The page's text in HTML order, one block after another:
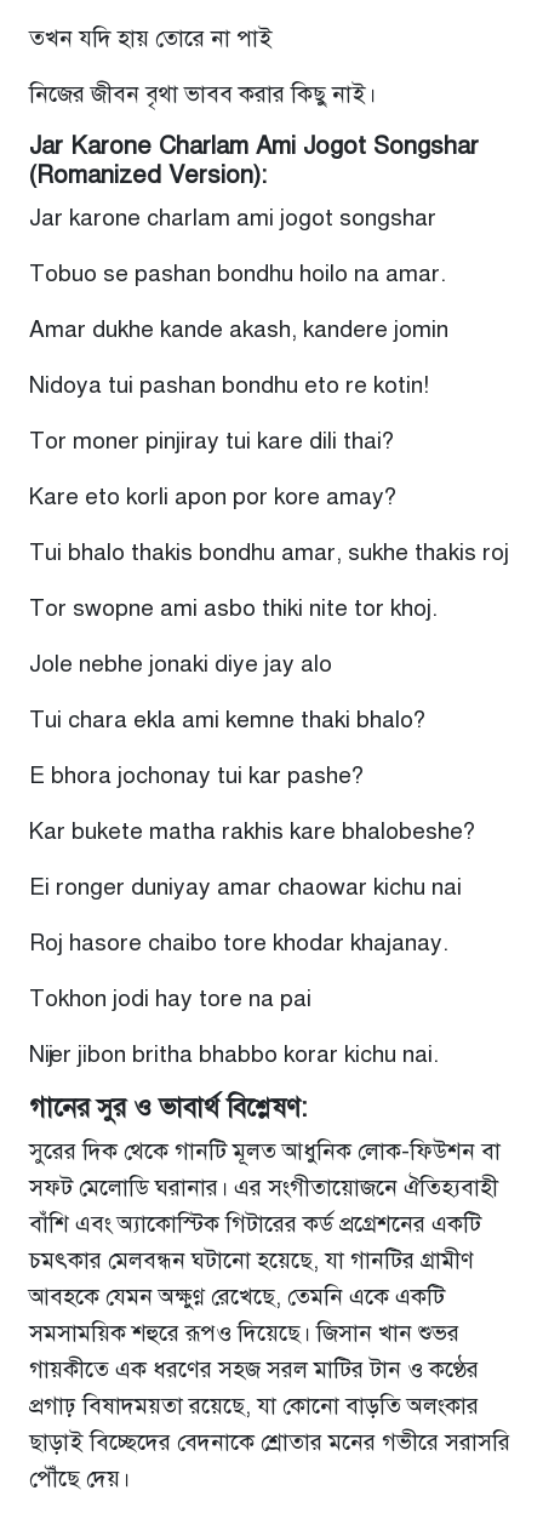
তখন যদি হায় তোরে না পাই
নিজের জীবন বৃথা ভাবব করার কিছু নাই।
Jar Karone Charlam Ami Jogot Songshar
(Romanized Version):
Jar karone charlam ami jogot songshar
Tobuo se pashan bondhu hoilo na amar.
Amar dukhe kande akash, kandere jomin
Nidoya tui pashan bondhu eto re kotin!
Tor moner pinjiray tui kare dili thai?
Kare eto korli apon por kore amay?
Tui bhalo thakis bondhu amar, sukhe thakis roj
Tor swopne ami asbo thiki nite tor khoj.
Jole nebhe jonaki diye jay alo
Tui chara ekla ami kemne thaki bhalo?
E bhora jochonay tui kar pashe?
Kar bukete matha rakhis kare bhalobeshe?
Ei ronger duniyay amar chaowar kichu nai
Roj hasore chaibo tore khodar khajanay.
Tokhon jodi hay tore na pai
Nijer jibon britha bhabbo korar kichu nai.
গানের সুর ও ভাবার্থ বিশ্লেষণ:
সুরের দিক থেকে গানটি মূলত আধুনিক লোক-ফিউশন বা
সফট মেলোডি ঘরানার। এর সংগীতায়োজনে ঐতিহ্যবাহী
বাঁশি এবং অ্যাকোস্টিক গিটারের কর্ড প্রগ্রেশনের একটি
চমৎকার মেলবন্ধন ঘটানো হয়েছে, যা গানটির গ্রামীণ
আবহকে যেমন অক্ষুণ্ণ রেখেছে, তেমনি একে একটি
সমসাময়িক শহুরে রূপও দিয়েছে। জিসান খান শুভর
গায়কীতে এক ধরণের সহজ সরল মাটির টান ও কণ্ঠের
প্রগাঢ় বিষাদময়তা রয়েছে, যা কোনো বাড়তি অলংকার
ছাড়াই বিচ্ছেদের বেদনাকে শ্রোতার মনের গভীরে সরাসরি
পৌঁছে দেয়।